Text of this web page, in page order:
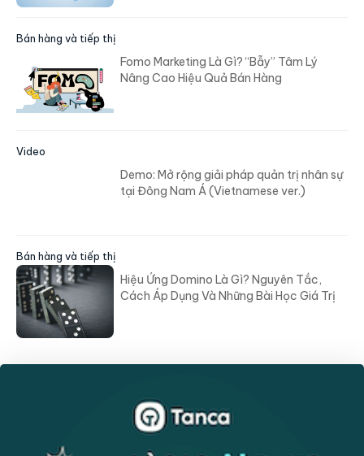
Bán hàng và tiếp thị
Fomo Marketing Là Gì? “Bẫy” Tâm Lý
Nâng Cao Hiệu Quả Bán Hàng
Video
Demo: Mở rộng giải pháp quản trị nhân sự
tại Đông Nam Á (Vietnamese ver.)
Bán hàng và tiếp thị
Hiệu Ứng Domino Là Gì? Nguyên Tắc,
Cách Áp Dụng Và Những Bài Học Giá Trị